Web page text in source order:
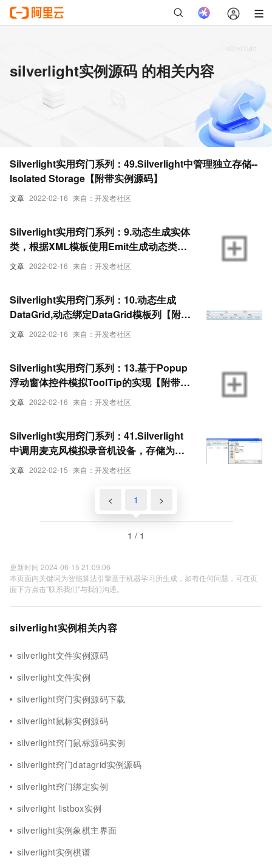
silverlight实例源码 的相关内容
文章 2022-02-16 来自：开发者社区
Silverlight实用窍门系列：49.Silverlight中管理独立存储--
Isolated Storage【附带实例源码】
文章 2022-02-16 来自：开发者社区
Silverlight实用窍门系列：9.动态生成实体
类，根据XML模板使用Emit生成动态类绑
定到DataGrid【附代实例源码】
文章 2022-02-16 来自：开发者社区
Silverlight实用窍门系列：10.动态生成
DataGrid,动态绑定DataGrid模板列【附带
实例源码】
文章 2022-02-16 来自：开发者社区
Silverlight实用窍门系列：13.基于Popup
浮动窗体控件模拟ToolTip的实现【附带实
例源码】
文章 2022-02-15 来自：开发者社区
Silverlight实用窍门系列：41.Silverlight
中调用麦克风模拟录音机设备，存储为
WAV音频【附带实例源码】
< 1 >
1 / 1
更新时间 2024-06-15 21:09:06
本页面内关键词为智能算法引擎基于机器学习所生成，如有任何问题，可在页
面下方点击"联系我们"与我们沟通。
silverlight实例相关内容
silverlight文件实例源码
silverlight文件实例
silverlight窍门实例源码下载
silverlight鼠标实例源码
silverlight窍门鼠标源码实例
silverlight窍门datagrid实例源码
silverlight窍门绑定实例
silverlight listbox实例
silverlight实例象棋主界面
silverlight实例棋谱